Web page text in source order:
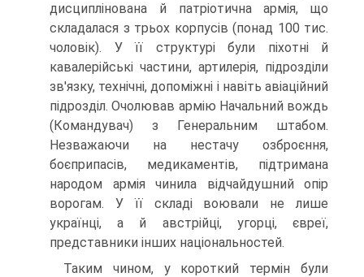
дисциплінована й патріотична армія, що
складалася з трьох корпусів (понад 100 тис.
чоловік). У її структурі були піхотні й
кавалерійські частини, артилерія, підрозділи
зв'язку, технічні, допоміжні і навіть авіаційний
підрозділ. Очолював армію Начальний вождь
(Командувач) з Генеральним штабом.
Незважаючи на нестачу озброєння,
боєприпасів, медикаментів, підтримана
народом армія чинила відчайдушний опір
ворогам. У її складі воювали не лише
українці, а й австрійці, угорці, євреї,
представники інших національностей.
Таким чином, у короткий термін були